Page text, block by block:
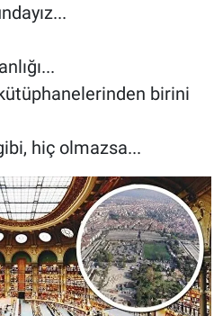
birini
hiç olmazsa...